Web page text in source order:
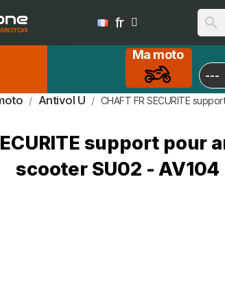
fr search
Ma moto
Antivol U CHAFT FR SECURITE
support pour
scooter SU02 - AV104